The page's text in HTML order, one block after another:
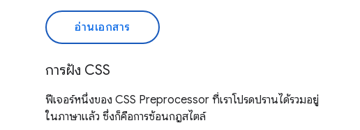
อ่านเอกสาร
การฝัง CSS
ฟีเจอร์หนึ่งของ CSS Preprocessor ที่เราโปรดปรานได้รวมอยู่
ในภาษาแล้ว ซึ่งก็คือการซ้อนกฎสไตล์